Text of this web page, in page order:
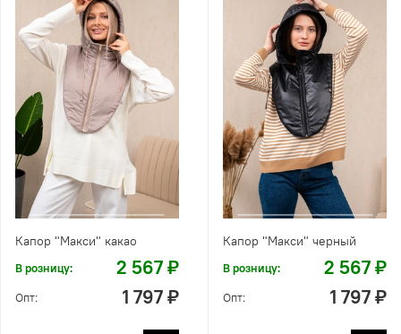
Капор "Макси" какао
В розницу: 2 567 ₽
Опт: 1 797 ₽
Капор "Макси" черный
В розницу: 2 567 ₽
Опт: 1 797 ₽